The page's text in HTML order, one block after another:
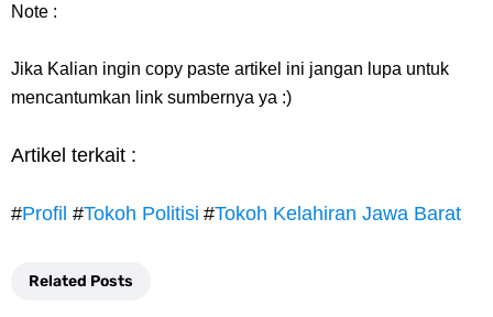
Note :
Jika Kalian ingin copy paste artikel ini jangan lupa untuk
mencantumkan link sumbernya ya :)
Artikel terkait :
#Profil #Tokoh Politisi #Tokoh Kelahiran Jawa Barat
Related Posts